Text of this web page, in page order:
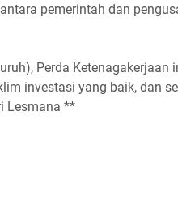
pemerintah dan
Perda Ketenagakerjaan
investasi yang baik, dan
Lesmana **